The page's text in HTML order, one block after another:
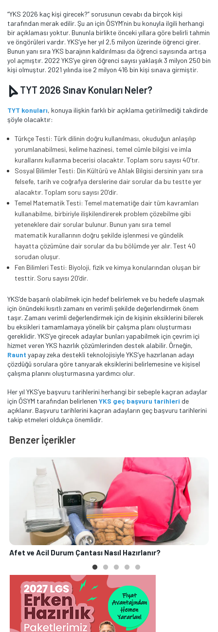
“YKS 2026 kaç kişi girecek?” sorusunun cevabı da birçok kişi
tarafından merak edilir. Şu an için ÖSYM’nin bu konuyla ilgili herhangi
bir açıklaması yoktur. Bununla birlikte önceki yıllara göre belirli tahmin
ve öngörüleri vardır. YKS’ye her yıl 2,5 milyon üzerinde öğrenci girer.
Bunun yanı sıra YKS barajının kaldırılması da öğrenci sayısında artışa
yol açmıştır. 2022 YKS’ye giren öğrenci sayısı yaklaşık 3 milyon 250 bin
kişi olmuştur. 2021 yılında ise 2 milyon 416 bin kişi sınava girmiştir.
TYT 2026 Sınav Konuları Neler?
TYT konuları, konuya ilişkin farklı bir açıklama getirilmediği takdirde
şöyle olacaktır:
Türkçe Testi: Türk dilinin doğru kullanılması, okuduğun anlaşılıp
yorumlanabilmesi, kelime hazinesi, temel cümle bilgisi ve imla
kurallarını kullanma becerisi olacaktır. Toplam soru sayısı 40’tır.
Sosyal Bilimler Testi: Din Kültürü ve Ahlak Bilgisi dersinin yanı sıra
felsefe, tarih ve coğrafya derslerine dair sorular da bu testte yer
alacaktır. Toplam soru sayısı 20’dir.
Temel Matematik Testi: Temel matematiğe dair tüm kavramları
kullanabilme, birbiriyle ilişkilendirerek problem çözebilme gibi
yeteneklere dair sorular bulunur. Bunun yanı sıra temel
matematik kurallarının doğru şekilde işlenmesi ve gündelik
hayatta çözümüne dair sorular da bu bölümde yer alır. Test 40
sorudan oluşur.
Fen Bilimleri Testi: Biyoloji, fizik ve kimya konularından oluşan bir
testtir. Soru sayısı 20’dir.
YKS’de başarılı olabilmek için hedef belirlemek ve bu hedefe ulaşmak
için önündeki kısıtlı zamanı en verimli şekilde değerlendirmek önem
taşır. Zamanı verimli değerlendirmek için de kişinin eksiklerini bilerek
bu eksikleri tamamlamaya yönelik bir çalışma planı oluşturması
gereklidir. YKS’ye girecek adaylar bunları yapabilmek için çevrim içi
hizmet veren YKS hazırlık çözümlerinden destek alabilir. Örneğin,
Raunt yapay zeka destekli teknolojisiyle YKS’ye hazırlanan adayı
çözdüğü sorulara göre tanıyarak eksiklerini belirlemesine ve kişisel
çalışma planını oluşturmasına yardımcı olur.
Her yıl YKS’ye başvuru tarihlerini herhangi bir sebeple kaçıran adaylar
için ÖSYM tarafından belirlenen YKS geç başvuru tarihleri de
açıklanır. Başvuru tarihlerini kaçıran adayların geç başvuru tarihlerini
takip etmeleri oldukça önemlidir.
Benzer İçerikler
Afet ve Acil Durum Çantası Nasıl Hazırlanır?